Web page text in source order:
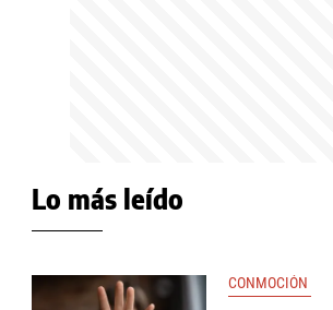
Lo más leído
CONMOCIÓN